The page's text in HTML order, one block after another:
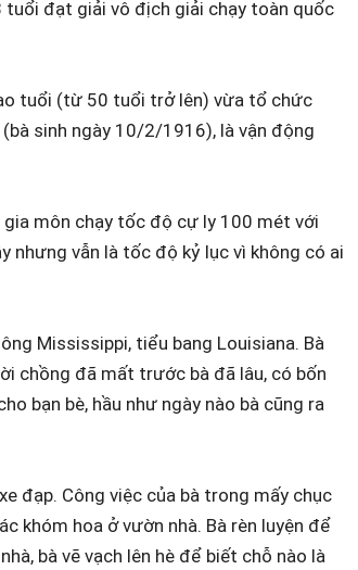
đạt giải vô địch giải chạy toàn quốc
tuổi (từ 50 tuổi trở lên) vừa tổ chức
sinh ngày 10/2/1916), là vận động
gia môn chạy tốc độ cự ly 100 mét với
nhưng vẫn là tốc độ kỷ lục vì không có ai
Mississippi, tiểu bang Louisiana. Bà
chồng đã mất trước bà đã lâu, có bốn
bạn bè, hầu như ngày nào bà cũng ra
đạp. Công việc của bà trong mấy chục
khóm hoa ở vườn nhà. Bà rèn luyện để
bà vẽ vạch lên hè để biết chỗ nào là